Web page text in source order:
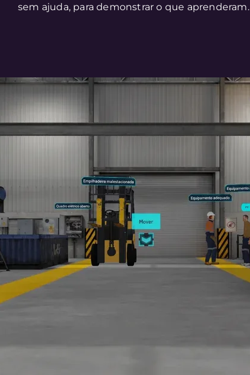
sem ajuda, para demonstrar o que aprenderam.